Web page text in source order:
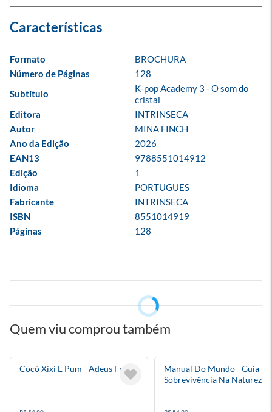
Formato
BROCHURA
Número de Páginas
128
Subtítulo
K-pop Academy 3 - O som do
cristal
Editora
INTRINSECA
Autor
MINA FINCH
Ano da Edição
2026
EAN13
9788551014912
Edição
1
Idioma
PORTUGUES
Fabricante
INTRINSECA
ISBN
8551014919
Páginas
128
Quem viu comprou também
Cocô Xixi E Pum - Adeus Fralda
Manual Do Mundo - Guia De
Sobrevivência Na Natureza